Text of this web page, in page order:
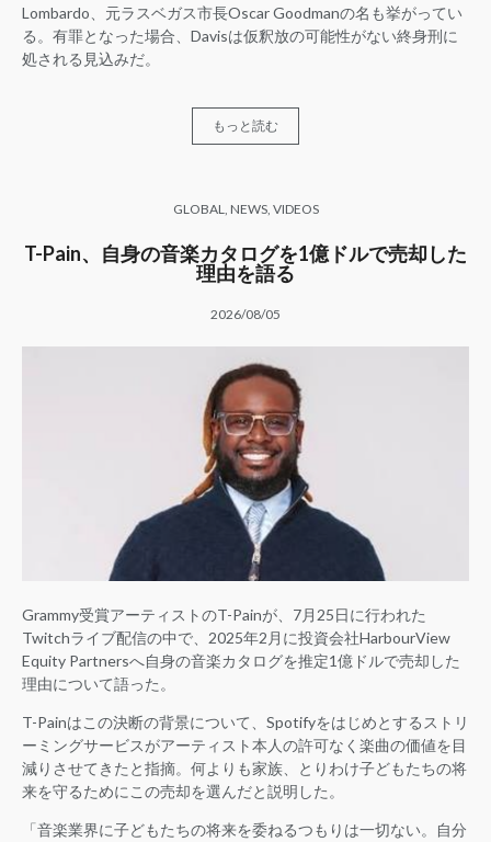
Lombardo、元ラスベガス市長Oscar Goodmanの名も挙がってい
る。有罪となった場合、Davisは仮釈放の可能性がない終身刑に
処される見込みだ。
もっと読む
GLOBAL NEWS, VIDEOS
T-Pain、自身の音楽カタログを1億ドルで売却した
理由を語る
2026/08/05
Grammy受賞アーティストのT-Painが、7月25日に行われた
Twitchライブ配信の中で、2025年2月に投資会社HarbourView
Equity Partnersへ自身の音楽カタログを推定1億ドルで売却した
理由について語った。
T-Painはこの決断の背景について、Spotifyをはじめとするストリ
ーミングサービスがアーティスト本人の許可なく楽曲の価値を目
減りさせてきたと指摘。何よりも家族、とりわけ子どもたちの将
来を守るためにこの売却を選んだと説明した。
「音楽業界に子どもたちの将来を委ねるつもりは一切ない。自分